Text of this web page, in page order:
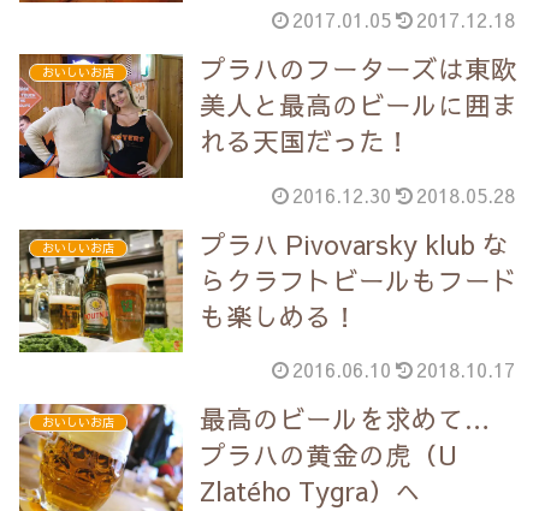
2017.01.05 2017.12.18
おいしいお店
プラハのフーターズは東欧
美人と最高のビールに囲ま
れる天国だった！
2016.12.30 2018.05.28
おいしいお店
プラハ Pivovarsky klub な
らクラフトビールもフード
も楽しめる！
2016.06.10 2018.10.17
おいしいお店
最高のビールを求めて…
プラハの黄金の虎（U
Zlatého Tygra）へ